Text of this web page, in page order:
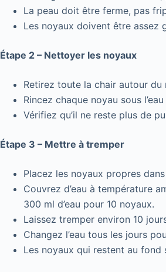
La peau doit être ferme, pas
Les noyaux doivent être assez
Étape 2 – Nettoyer les noyaux
Retirez toute la chair autour
Rincez chaque noyau sous
Vérifiez qu’il ne reste plus de
Étape 3 – Mettre à tremper
Placez les noyaux propres
Couvrez d’eau à température
300 ml d’eau pour 10 noyaux.
Laissez tremper environ 10
Changez l’eau tous les jours
Les noyaux qui restent au fond